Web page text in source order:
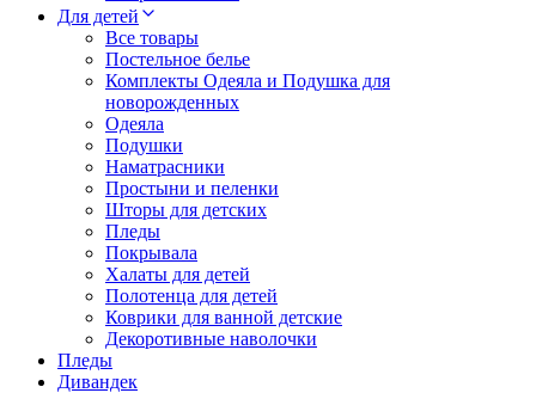
Для детей
Все товары
Постельное белье
Комплекты Одеяла и Подушка для
новорожденных
Одеяла
Подушки
Наматрасники
Простыни и пеленки
Шторы для детских
Пледы
Покрывала
Халаты для детей
Полотенца для детей
Коврики для ванной детские
Декоротивные наволочки
Пледы
Дивандек